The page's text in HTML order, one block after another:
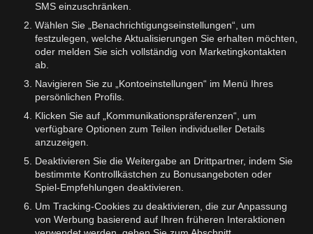
SMS einzuschränken.
Wählen Sie „Benachrichtigungseinstellungen“, um
festzulegen, welche Aktualisierungen Sie erhalten möchten,
oder melden Sie sich vollständig von Marketingkontakten
ab.
Navigieren Sie zu „Kontoeinstellungen“ im Menü Ihres
persönlichen Profils.
Klicken Sie auf „Kommunikationspräferenzen“, um
verfügbare Optionen zum Teilen individueller Details
anzuzeigen.
Deaktivieren Sie die Weitergabe an Drittpartner, indem Sie
bestimmte Kontrollkästchen zu Bonusangeboten oder
Spiel-Empfehlungen deaktivieren.
Um Tracking-Cookies zu deaktivieren, die zur Anpassung
von Werbung basierend auf Ihren früheren Interaktionen